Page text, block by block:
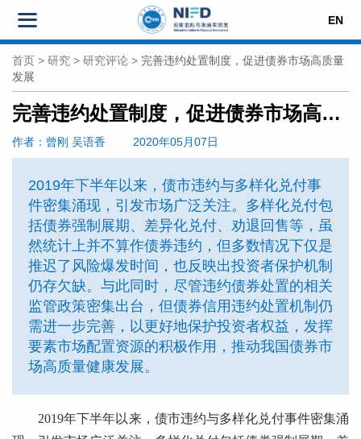
EN
首页 > 研究 > 研究评论 > 完善违约处置制度，促进债券市场高质量
发展
完善违约处置制度，促进债券市场高质量发展
作者 ：曾刚 吴语香 2020年05月07日
2019年下半年以来，债市违约与多样化兑付事
件密集涌现，引发市场广泛关注。多样化兑付包
括债券强制展期、差异化兑付、劝退回售等，虽
然统计上并不算作债券违约，但多数情况下仅是
推迟了风险爆发时间，也反映出投资者保护机制
仍存欠缺。与此同时，尽管违约债券处置的相关
监管政策密集出台，但债券信用违约处置机制仍
需进一步完善，以更好地保护投资者权益，发挥
要素市场配置资源的积极作用，推动我国债券市
场高质量健康发展。
2019年下半年以来，债市违约与多样化兑付事件密集涌